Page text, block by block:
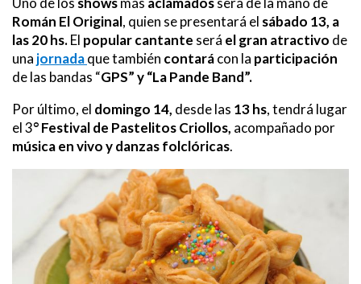
Román El Original, quien se presentará el sábado 13, a
las 20 hs.El popular cantante será el gran atractivo de
una jornadaque también contarácon la participación
de las bandas “GPS” y “La Pande Band”.
Por último, el domingo 14, desde las 13 hs, tendrá lugar
el 3° Festival de Pastelitos Criollos, acompañado por
música en vivo y danzas folclóricas.